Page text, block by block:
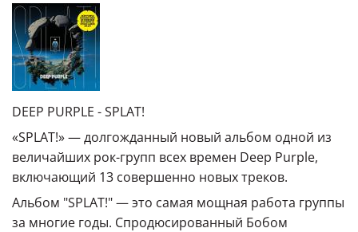
DEEP PURPLE - SPLAT!
«SPLAT!» — долгожданный новый альбом одной из
величайших рок-групп всех времен Deep Purple,
включающий 13 совершенно новых треков.
Альбом "SPLAT!" — это самая мощная работа группы
за многие годы. Спродюсированный Бобом